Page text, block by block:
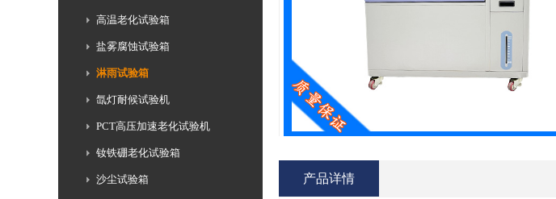
高温老化试验箱
盐雾腐蚀试验箱
淋雨试验箱
氙灯耐候试验机
PCT高压加速老化试验机
钕铁硼老化试验箱
沙尘试验箱 产品详情